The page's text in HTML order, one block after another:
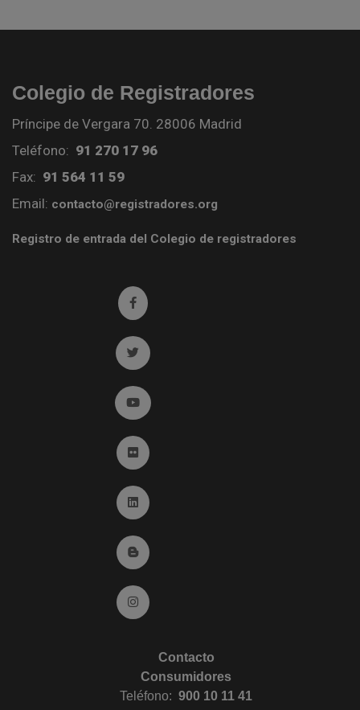
Colegio de Registradores
Príncipe de Vergara 70. 28006 Madrid
Teléfono: 91 270 17 96
Fax: 91 564 11 59
Email: contacto@registradores.org
Registro de entrada del Colegio de registradores
Ir a facebook (abre en ventana nueva)
Ir a twitter (abre en ventana nueva)
Ir a YouTube (abre en ventana nueva)
Ir a Flickr (abre en ventana nueva)
Ir a Linkedin (abre en ventana nueva)
Ir al Blog (abre en ventana nueva)
Ir a Instagram (abre en ventana nueva)
Contacto
Consumidores
Teléfono: 900 10 11 41